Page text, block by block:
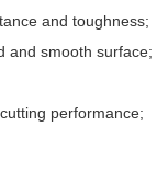
and toughness;
and smooth surface;
performance;